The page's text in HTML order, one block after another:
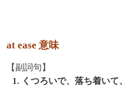
at ease 意味
【副詞句】
1. くつろいで、落ち着いて